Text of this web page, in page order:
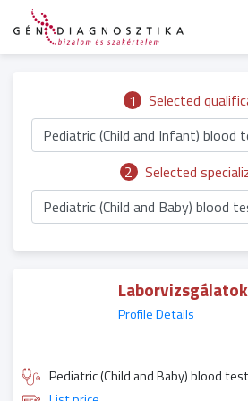
1 Selected
Pediatric (Child and Infant) blood
2
Selected
Pediatric (Child and Baby) blood
Profile Details
Pediatric (Child and Baby) blood test